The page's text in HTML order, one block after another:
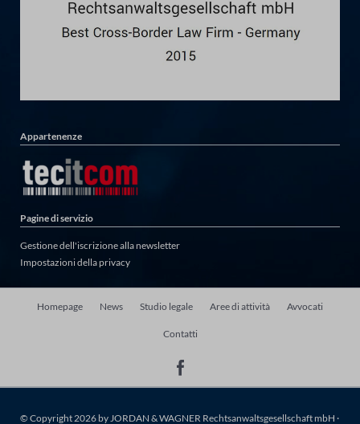
Appartenenze
Pagine di servizio
Gestione dell'iscrizione alla newsletter
Impostazioni della privacy
SaltaHomepage News Studio legale Aree di attività Avvocati
Contatti
© Copyright 2026 by JORDAN & WAGNER Rechtsanwaltsgesellschaft mbH ·